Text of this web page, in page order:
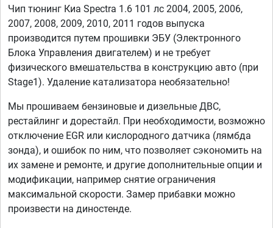
Чип тюнинг Киа Spectra 1.6 101 лс 2004, 2005, 2006,
2007, 2008, 2009, 2010, 2011 годов выпуска
производится путем прошивки ЭБУ (Электронного
Блока Управления двигателем) и не требует
физического вмешательства в конструкцию авто (при
Stage1). Удаление катализатора необязательно!
Мы прошиваем бензиновые и дизельные ДВС,
рестайлинг и дорестайл. При необходимости, возможно
отключение EGR или кислородного датчика (лямбда
зонда), и ошибок по ним, что позволяет сэкономить на
их замене и ремонте, и другие дополнительные опции и
модификации, например снятие ограничения
максимальной скорости. Замер прибавки можно
произвести на диностенде.